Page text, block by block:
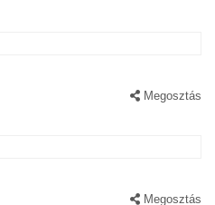
Megosztás
Megosztás